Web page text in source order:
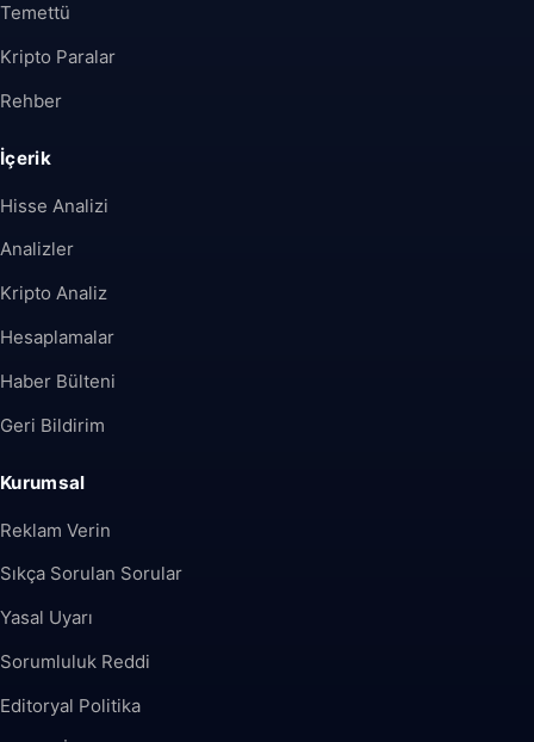
Temettü
Kripto Paralar
Rehber
İçerik
Hisse Analizi
Analizler
Kripto Analiz
Hesaplamalar
Haber Bülteni
Geri Bildirim
Kurumsal
Reklam Verin
Sıkça Sorulan Sorular
Yasal Uyarı
Sorumluluk Reddi
Editoryal Politika